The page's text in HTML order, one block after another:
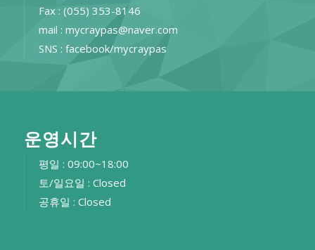
Fax : (055) 353-8146
mail : mycraypas@naver.com
SNS : facebook/mycraypas
운영시간
평일 : 09:00~18:00
토/일요일 : Closed
공휴일 : Closed